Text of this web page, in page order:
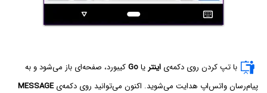
با تپ کردن روی دکمه‌ی اینتر یاGoکیبورد، صفحه‌ای باز می‌شود و به
پیام‌رسان واتس‌اپ هدایت می‌شوید. اکنون می‌توانید روی دکمه‌یMESSAGE